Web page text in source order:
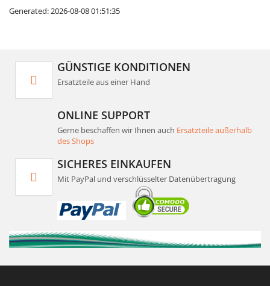
Generated: 2026-08-08 01:51:35
GÜNSTIGE KONDITIONEN
Ersatzteile aus einer Hand
ONLINE SUPPORT
Gerne beschaffen wir Ihnen auch Ersatzteile außerhalb
des Shops
SICHERES EINKAUFEN
Mit PayPal und verschlüsselter Datenübertragung